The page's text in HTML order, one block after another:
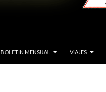
BOLETIN MENSUAL VIAJES